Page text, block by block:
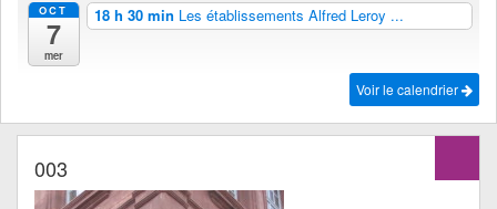
OCT
7
mer
18 h 30 min Les établissements Alfred Leroy ...
Voir le calendrier
003